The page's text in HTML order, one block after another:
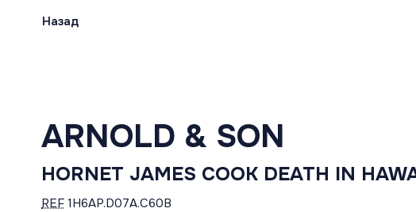
Назад
ARNOLD & SON
HORNET JAMES COOK DEATH IN
REF 1H6AP.D07A.C60B